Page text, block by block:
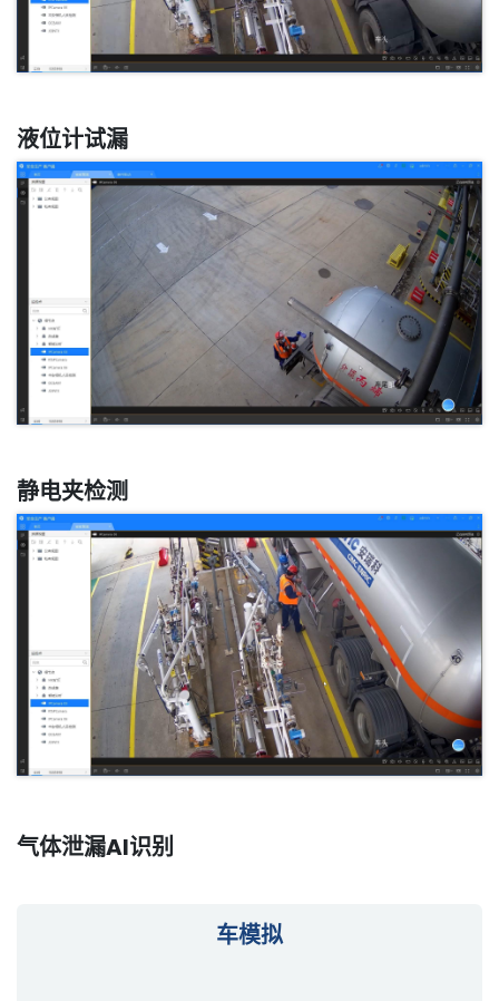
液位计试漏
静电夹检测
气体泄漏AI识别
车模拟